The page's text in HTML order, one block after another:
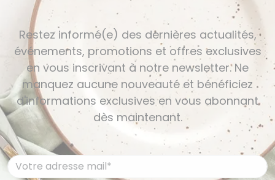
Restez informé(e) des dernières actualités,
événements, promotions et offres exclusives
en vous inscrivant à notre newsletter. Ne
manquez aucune nouveauté et bénéficiez
d'informations exclusives en vous abonnant
dès maintenant.